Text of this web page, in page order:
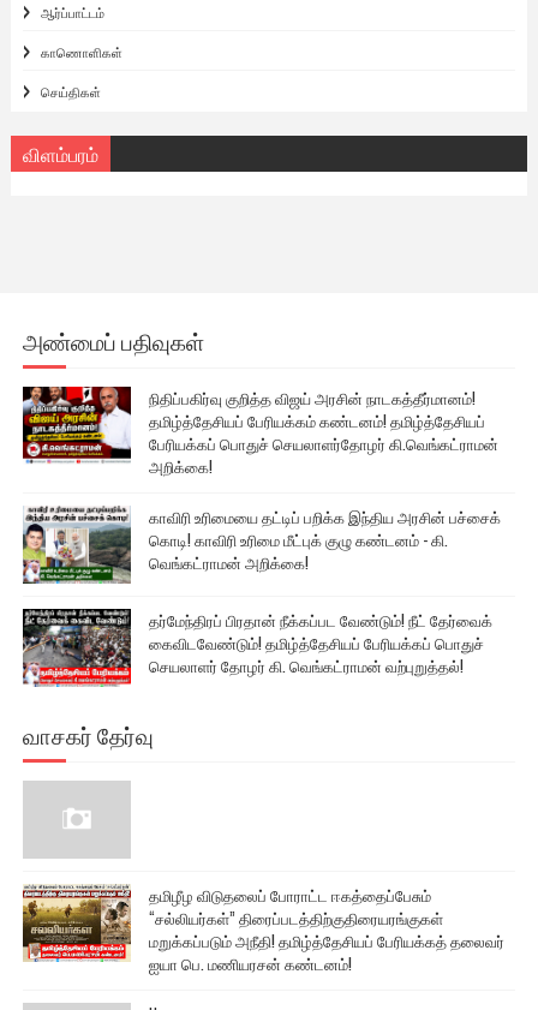
ஆர்ப்பாட்டம்
காணொளிகள்
செய்திகள்
விளம்பரம்
அண்மைப் பதிவுகள்
நிதிப்பகிர்வு குறித்த விஜய் அரசின் நாடகத்தீர்மானம்!
தமிழ்த்தேசியப் பேரியக்கம் கண்டனம்! தமிழ்த்தேசியப்
பேரியக்கப் பொதுச் செயலாளர்தோழர் கி.வெங்கட்ராமன்
அறிக்கை!
காவிரி உரிமையை தட்டிப் பறிக்க இந்திய அரசின் பச்சைக்
கொடி! காவிரி உரிமை மீட்புக் குழு கண்டனம் - கி.
வெங்கட்ராமன் அறிக்கை!
தர்மேந்திரப் பிரதான் நீக்கப்பட வேண்டும்! நீட் தேர்வைக்
கைவிடவேண்டும்! தமிழ்த்தேசியப் பேரியக்கப் பொதுச்
செயலாளர் தோழர் கி. வெங்கட்ராமன் வற்புறுத்தல்!
வாசகர் தேர்வு
தமிழீழ விடுதலைப் போராட்ட ஈகத்தைப்பேசும்
“சல்லியர்கள்” திரைப்படத்திற்குதிரையரங்குகள்
மறுக்கப்படும் அநீதி! தமிழ்த்தேசியப் பேரியக்கத் தலைவர்
ஐயா பெ. மணியரசன் கண்டனம்!